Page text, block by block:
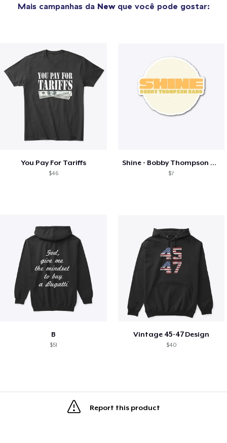
Mais campanhas da Newque você pode gostar:
You Pay For Tariffs
$46
Shine - Bobby Thompson Band Merch
$7
B
$51
Vintage 45-47 Design
$40
Report this product